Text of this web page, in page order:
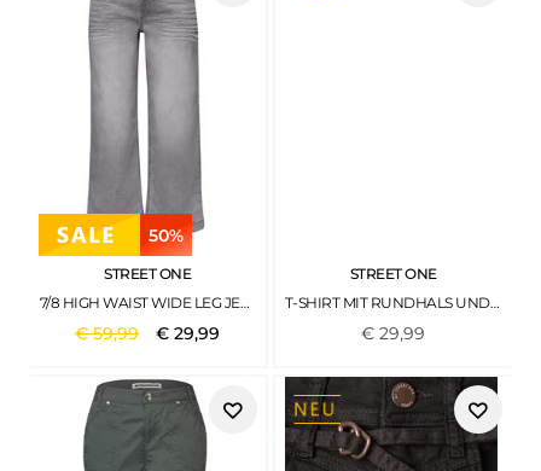
50%
STREET ONE
7/8 HIGH WAIST WIDE LEG JEANS IM LOOSE FIT LIGHT GREY WASH
€59,99 €29,99
STREET ONE
T-SHIRT MIT RUNDHALS UND KONTRASTDETAIL BLACK COFFEE
€29,99